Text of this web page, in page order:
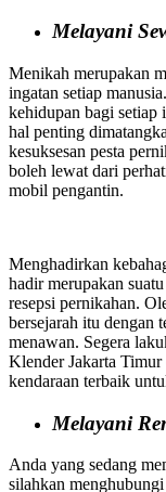
Melayani
Menikah merupakan
ingatan setiap
kehidupan bagi setiap
hal penting
kesuksesan pesta
boleh lewat dari
mobil pengantin.
Menghadirkan
hadir merupakan
resepsi pernikahan.
bersejarah itu dengan
menawan. Segera
Klender Jakarta Timur
kendaraan terbaik
Melayani
Anda yang sedang
silahkan